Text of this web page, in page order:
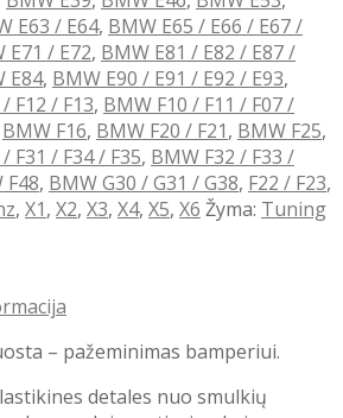
E63 / E64, BMW E65 / E66 / E67 /
E71 / E72, BMW E81 / E82 / E87 /
E84, BMW E90 / E91 / E92 / E93,
F12 / F13, BMW F10 / F11 / F07 /
BMW F16, BMW F20 / F21, BMW F25,
F31 / F34 / F35, BMW F32 / F33 /
F48, BMW G30 / G31 / G38, F22 / F23,
, X1, X2, X3, X4, X5, X6 Žyma: Tuning
– pažeminimas bamperiui.
detales nuo smulkių